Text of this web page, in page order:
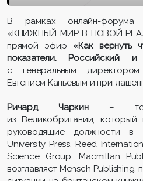
В рамках онлайн-форума
«КНИЖНЫЙ МИР В НОВОЙ
прямой эфир «Как вернуть
показатели. Российский и
с генеральным
Евгением Капьевым и
Ричард Чаркин– топ-
из Великобритании,
руководящие должности в
University Press, Reed
Science Group, Macmillan
возглавляет Mensch